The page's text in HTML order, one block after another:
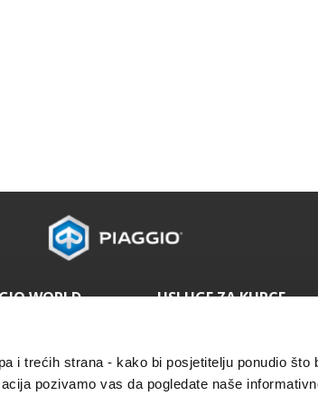
i trećih strana - kako bi posjetitelju ponudio što
pozivamo vas da pogledate naše
WORLD USLUGE ZA KUPCE
Rezervirajte servis
Plan održavanja
Originalni rezervni dijelovi